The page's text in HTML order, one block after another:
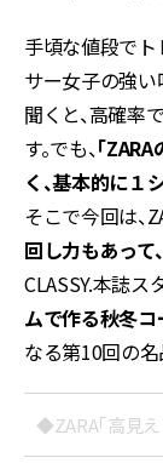
手頃な値段で
サー女子の強い
聞くと、高確率
す。でも、「
く、基本的に１
そこで今回は、
回し力もあって
CLASSY.本誌ス
ムで作る秋冬コ
なる第10回の名
◆ZARA「高見